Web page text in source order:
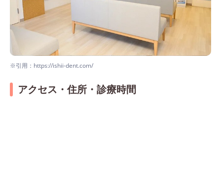
※引用：https://ishii-dent.com/
アクセス・住所・診療時間